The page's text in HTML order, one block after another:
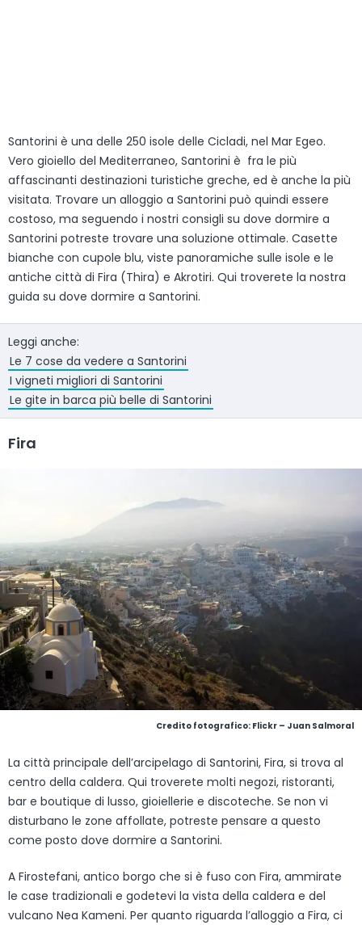
Santorini è una delle 250 isole delle Cicladi, nel Mar Egeo.
Vero gioiello del Mediterraneo, Santorini è fra le più
affascinanti destinazioni turistiche greche, ed è anche la più
visitata. Trovare un alloggio a Santorini può quindi essere
costoso, ma seguendo i nostri consigli su dove dormire a
Santorini potreste trovare una soluzione ottimale. Casette
bianche con cupole blu, viste panoramiche sulle isole e le
antiche città di Fira (Thira) e Akrotiri. Qui troverete la nostra
guida su dove dormire a Santorini.
Leggi anche:
Le 7 cose da vedere a Santorini
I vigneti migliori di Santorini
Le gite in barca più belle di Santorini
Fira
Credito fotografico: Flickr – Juan Salmoral
La città principale dell’arcipelago di Santorini, Fira, si trova al
centro della caldera. Qui troverete molti negozi, ristoranti,
bar e boutique di lusso, gioiellerie e discoteche. Se non vi
disturbano le zone affollate, potreste pensare a questo
come posto dove dormire a Santorini.
A Firostefani, antico borgo che si è fuso con Fira, ammirate
le case tradizionali e godetevi la vista della caldera e del
vulcano Nea Kameni. Per quanto riguarda l’alloggio a Fira, ci